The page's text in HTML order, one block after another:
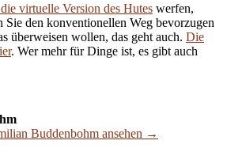
virtuelle Version des Hutes werfen,
den konventionellen Weg bevorzugen
überweisen wollen, das geht auch. Die
. Wer mehr für Dinge ist, es gibt auch
Buddenbohm ansehen →